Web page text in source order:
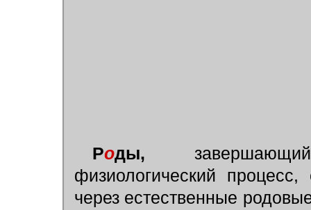
Роды,
физиологический
через естественные